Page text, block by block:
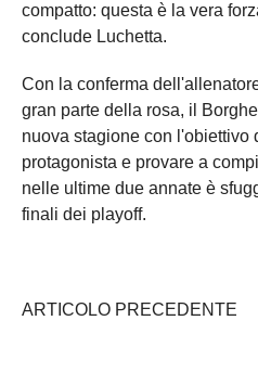
compatto: questa è la vera
conclude Luchetta.
Con la conferma
gran parte della rosa, il
nuova stagione con l'obiettivo
protagonista e provare a
nelle ultime due annate è
finali dei playoff.
ARTICOLO PRECEDENTE